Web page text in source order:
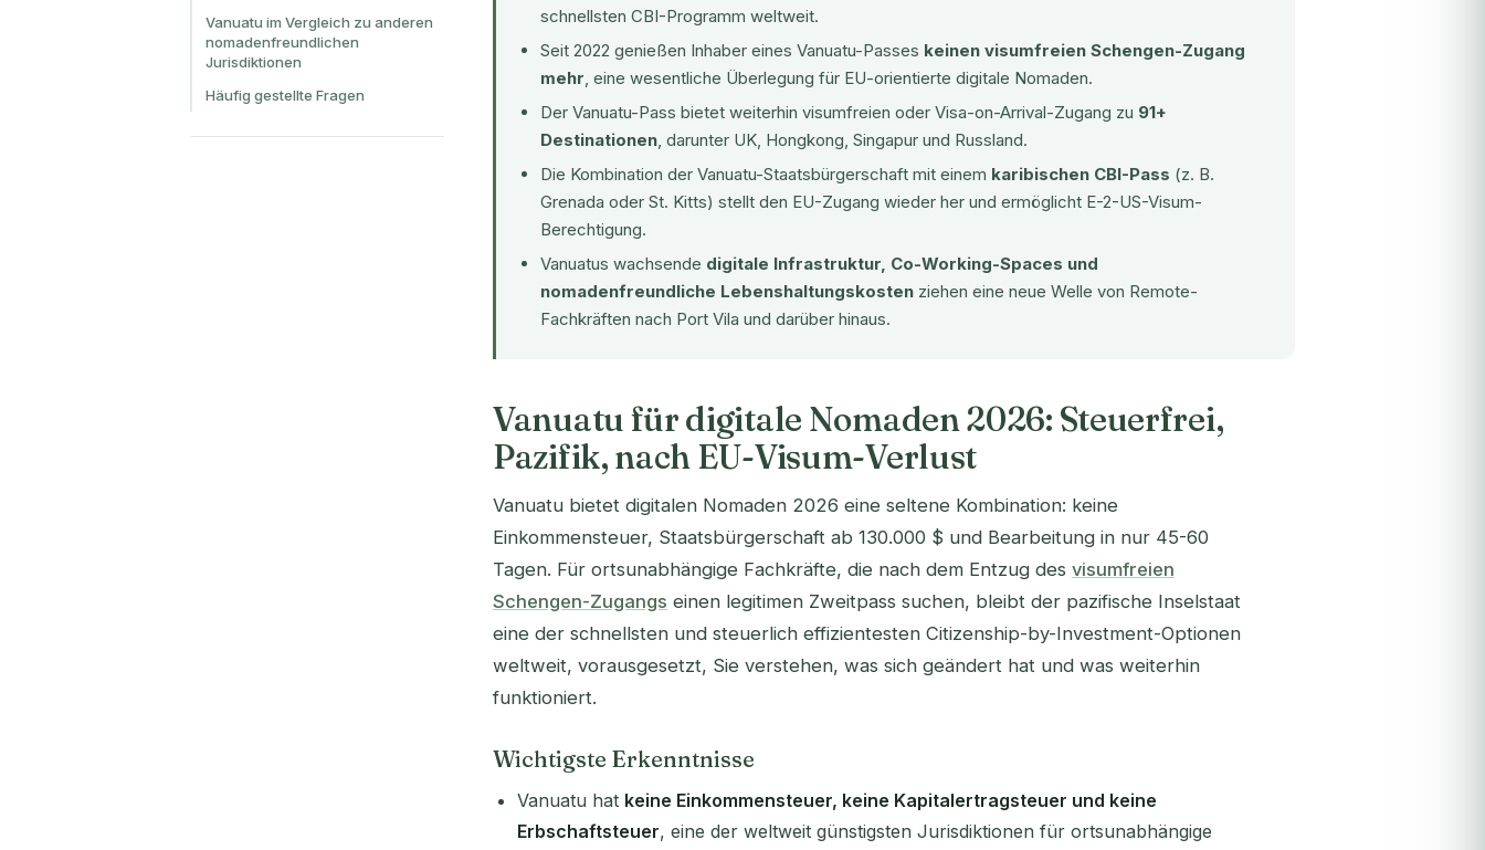
Vanuatu im Vergleich zu anderen
nomadenfreundlichen
Jurisdiktionen
Häufig gestellte Fragen
schnellsten CBI-Programm weltweit.
Seit 2022 genießen Inhaber eines Vanuatu-Passes keinen visumfreien Schengen-Zugang
mehr, eine wesentliche Überlegung für EU-orientierte digitale Nomaden.
Der Vanuatu-Pass bietet weiterhin visumfreien oder Visa-on-Arrival-Zugang zu 91+
Destinationen, darunter UK, Hongkong, Singapur und Russland.
Die Kombination der Vanuatu-Staatsbürgerschaft mit einem karibischen CBI-Pass (z. B.
Grenada oder St. Kitts) stellt den EU-Zugang wieder her und ermöglicht E-2-US-Visum-
Berechtigung.
Vanuatus wachsende digitale Infrastruktur, Co-Working-Spaces und
nomadenfreundliche Lebenshaltungskosten ziehen eine neue Welle von Remote-
Fachkräften nach Port Vila und darüber hinaus.
Vanuatu für digitale Nomaden 2026: Steuerfrei,
Pazifik, nach EU-Visum-Verlust
Vanuatu bietet digitalen Nomaden 2026 eine seltene Kombination: keine
Einkommensteuer, Staatsbürgerschaft ab 130.000 $ und Bearbeitung in nur 45-60
Tagen. Für ortsunabhängige Fachkräfte, die nach dem Entzug des visumfreien
Schengen-Zugangs einen legitimen Zweitpass suchen, bleibt der pazifische Inselstaat
eine der schnellsten und steuerlich effizientesten Citizenship-by-Investment-Optionen
weltweit, vorausgesetzt, Sie verstehen, was sich geändert hat und was weiterhin
funktioniert.
Wichtigste Erkenntnisse
Vanuatu hat keine Einkommensteuer, keine Kapitalertragsteuer und keine
Erbschaftsteuer, eine der weltweit günstigsten Jurisdiktionen für ortsunabhängige